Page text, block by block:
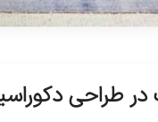
در طراحی